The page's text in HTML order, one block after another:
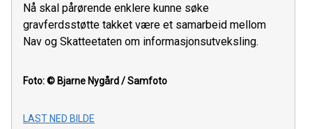
Nå skal pårørende enklere kunne søke
gravferdsstøtte takket være et samarbeid mellom
Nav og Skatteetaten om informasjonsutveksling.
Foto: © Bjarne Nygård / Samfoto
LAST NED BILDE